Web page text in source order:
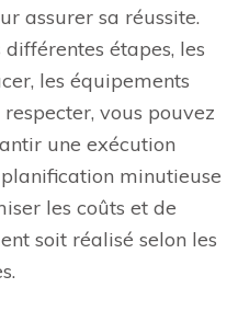
assurer sa réussite.
étapes, les
les équipements
vous pouvez
une exécution
minutieuse
les coûts et de
soit réalisé selon les